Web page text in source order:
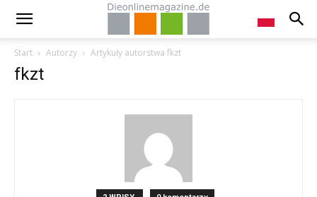
Start Autorzy Artykuły autorstwa fkzt
fkzt